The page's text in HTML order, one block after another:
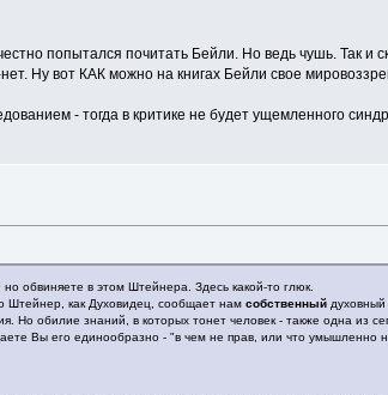
попытался почитать Бейли. Но ведь чушь. Так и
Ну вот КАК можно на книгах Бейли свое
- тогда в критике не будет ущемленного
обвиняете в этом Штейнера. Здесь какой-то глюк.
Штейнер, как Духовидец, сообщает нам собственныйдуховный
Но обилие знаний, в которых тонет человек - также одна из
Вы его единообразно - "в чем не прав, или что умышленно